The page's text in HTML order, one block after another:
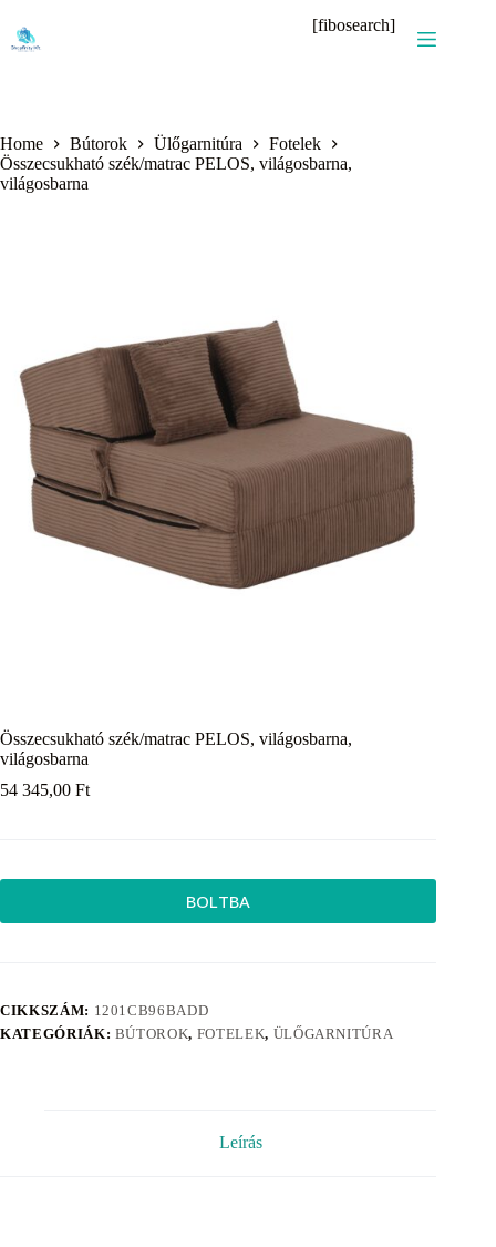
content
[fibosearch]
Home Bútorok Ülőgarnitúra
Fotelek
Összecsukható szék/matrac PELOS, világosbarna,
világosbarna
Összecsukható szék/matrac PELOS, világosbarna,
világosbarna
54 345,00 Ft
BOLTBA
CIKKSZÁM: 1201CB96BADD
KATEGÓRIÁK: BÚTOROK, FOTELEK, ÜLŐGARNITÚRA
Leírás